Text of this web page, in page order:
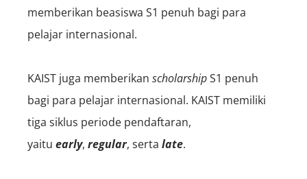
memberikan beasiswa S1 penuh bagi para
pelajar internasional.
KAIST juga memberikan scholarshipS1 penuh
bagi para pelajar internasional. KAIST memiliki
tiga siklus periode pendaftaran,
yaitu early, regular, serta late.